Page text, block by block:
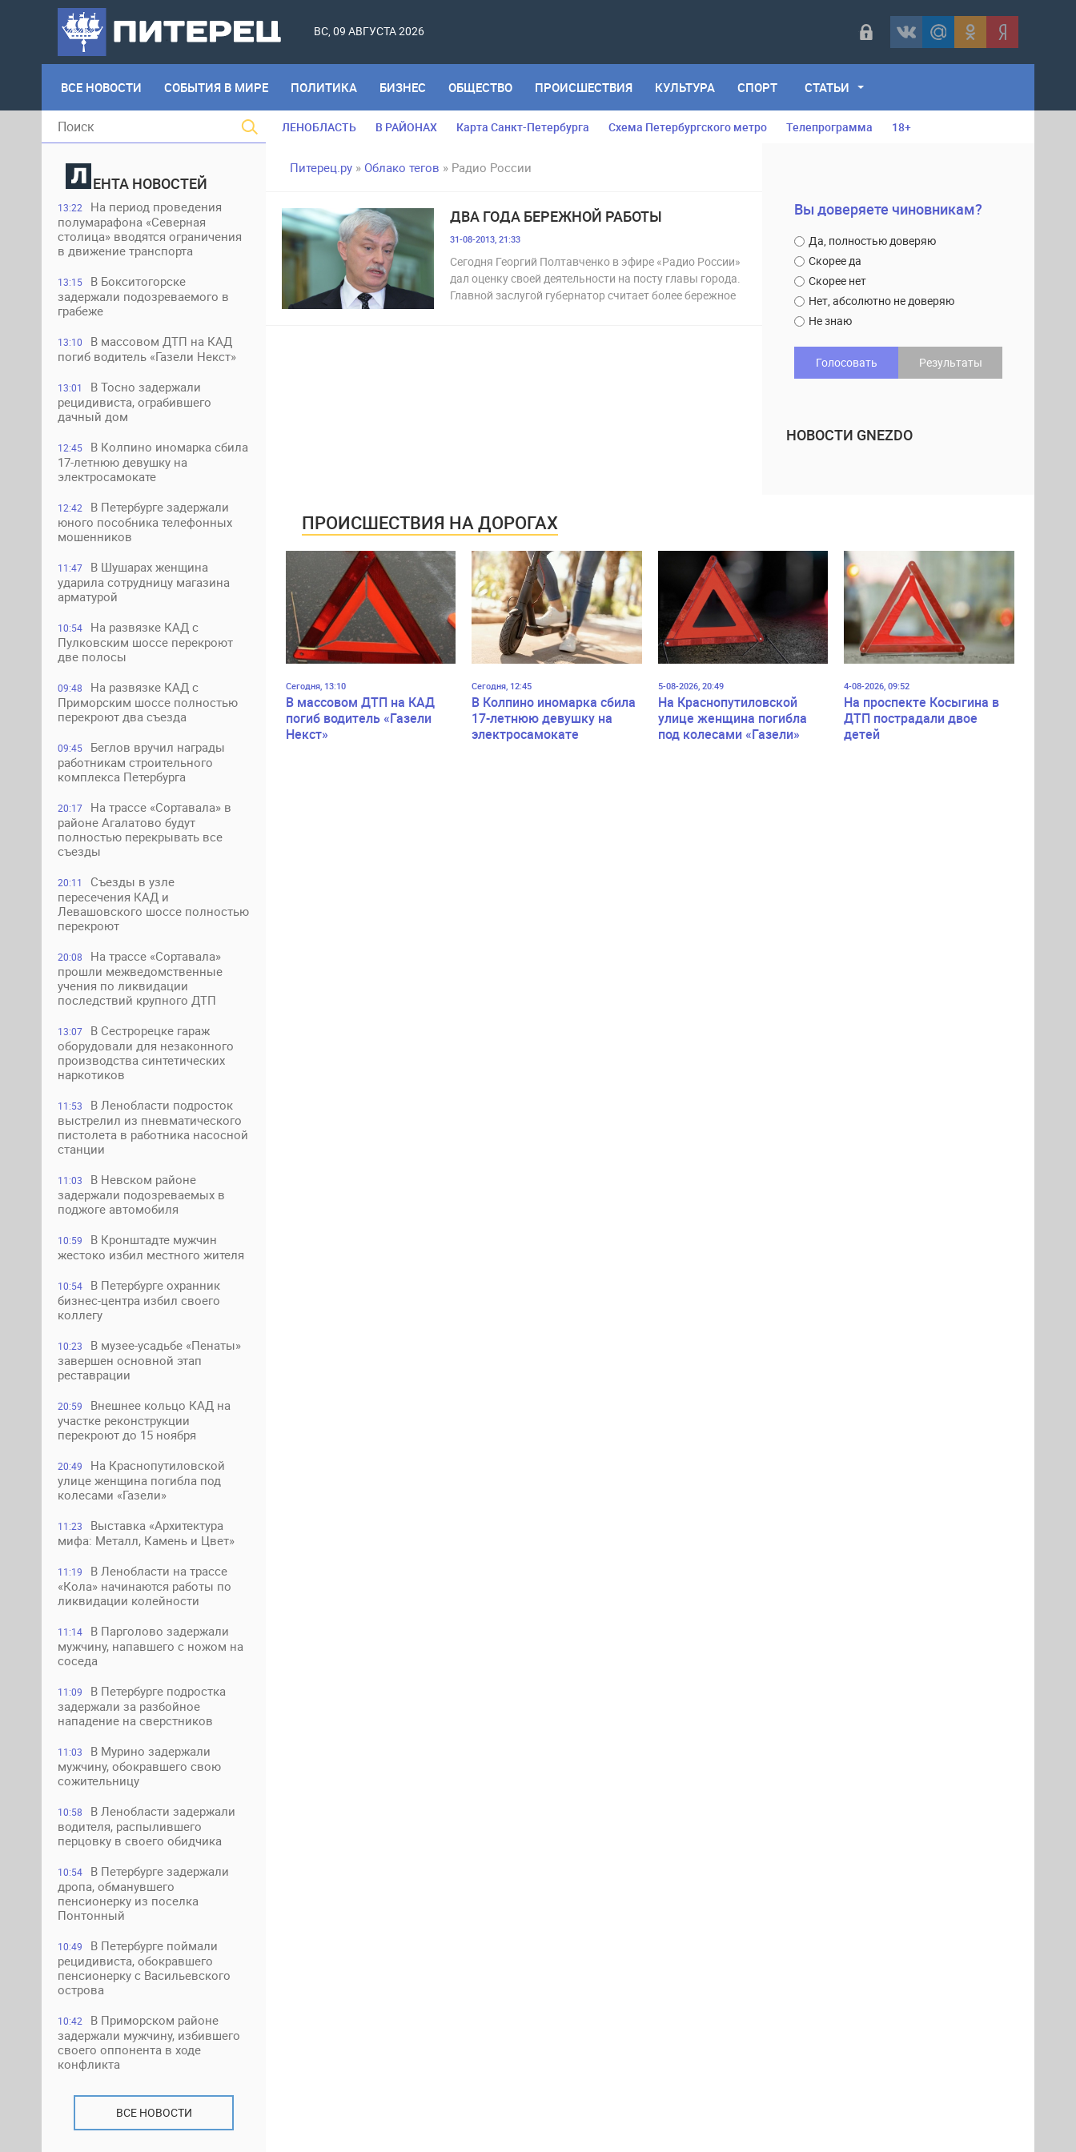
ВС, 09 АВГУСТА 2026
ВСЕ НОВОСТИ СОБЫТИЯ В МИРЕ ПОЛИТИКА БИЗНЕС ОБЩЕСТВО ПРОИСШЕСТВИЯ КУЛЬТУРА СПОРТ СТАТЬИ
ЕНТА НОВОСТЕЙ
13:22
На период проведения
полумарафона «Северная
столица» вводятся ограничения
в движение транспорта
13:15
В Бокситогорске
задержали подозреваемого в
грабеже
13:10
В массовом ДТП на КАД
погиб водитель «Газели Некст»
13:01
В Тосно задержали
рецидивиста, ограбившего
дачный дом
12:45
В Колпино иномарка сбила
17-летнюю девушку на
электросамокате
12:42
В Петербурге задержали
юного пособника телефонных
мошенников
11:47
В Шушарах женщина
ударила сотрудницу магазина
арматурой
10:54
На развязке КАД с
Пулковским шоссе перекроют
две полосы
09:48
На развязке КАД с
Приморским шоссе полностью
перекроют два съезда
09:45
Беглов вручил награды
работникам строительного
комплекса Петербурга
20:17
На трассе «Сортавала» в
районе Агалатово будут
полностью перекрывать все
съезды
20:11
Съезды в узле
пересечения КАД и
Левашовского шоссе полностью
перекроют
20:08
На трассе «Сортавала»
прошли межведомственные
учения по ликвидации
последствий крупного ДТП
13:07
В Сестрорецке гараж
оборудовали для незаконного
производства синтетических
наркотиков
11:53
В Ленобласти подросток
выстрелил из пневматического
пистолета в работника насосной
станции
11:03
В Невском районе
задержали подозреваемых в
поджоге автомобиля
10:59
В Кронштадте мужчин
жестоко избил местного жителя
10:54
В Петербурге охранник
бизнес-центра избил своего
коллегу
10:23
В музее-усадьбе «Пенаты»
завершен основной этап
реставрации
20:59
Внешнее кольцо КАД на
участке реконструкции
перекроют до 15 ноября
20:49
На Краснопутиловской
улице женщина погибла под
колесами «Газели»
11:23
Выставка «Архитектура
мифа: Металл, Камень и Цвет»
11:19
В Ленобласти на трассе
«Кола» начинаются работы по
ликвидации колейности
11:14
В Парголово задержали
мужчину, напавшего с ножом на
соседа
11:09
В Петербурге подростка
задержали за разбойное
нападение на сверстников
11:03
В Мурино задержали
мужчину, обокравшего свою
сожительницу
10:58
В Ленобласти задержали
водителя, распылившего
перцовку в своего обидчика
10:54
В Петербурге задержали
дропа, обманувшего
пенсионерку из поселка
Понтонный
10:49
В Петербурге поймали
рецидивиста, обокравшего
пенсионерку с Васильевского
острова
10:42
В Приморском районе
задержали мужчину, избившего
своего оппонента в ходе
конфликта
ВСЕ НОВОСТИ
ЛЕНОБЛАСТЬ В РАЙОНАХ Карта Санкт-Петербурга Схема Петербургского метро Телепрограмма 18+
Питерец.ру » Облако тегов » Радио России
ДВА ГОДА БЕРЕЖНОЙ РАБОТЫ
31-08-2013, 21:33
Сегодня Георгий Полтавченко в эфире «Радио России»
дал оценку своей деятельности на посту главы города.
Главной заслугой губернатор считает более бережное
Вы доверяете чиновникам?
Да, полностью доверяю
Скорее да
Скорее нет
Нет, абсолютно не доверяю
Не знаю
Голосовать Результаты
НОВОСТИ GNEZDO
ПРОИСШЕСТВИЯ НА ДОРОГАХ
Сегодня, 13:10
В массовом ДТП на КАД
погиб водитель «Газели
Некст»
Сегодня, 12:45
В Колпино иномарка сбила
17-летнюю девушку на
электросамокате
5-08-2026, 20:49
На Краснопутиловской
улице женщина погибла
под колесами «Газели»
4-08-2026, 09:52
На проспекте Косыгина в
ДТП пострадали двое
детей